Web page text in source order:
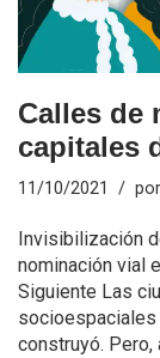
Calles de
capitales
11/10/2021 por
Invisibilización
nominación vial
Siguiente Las
construyó. Pero,